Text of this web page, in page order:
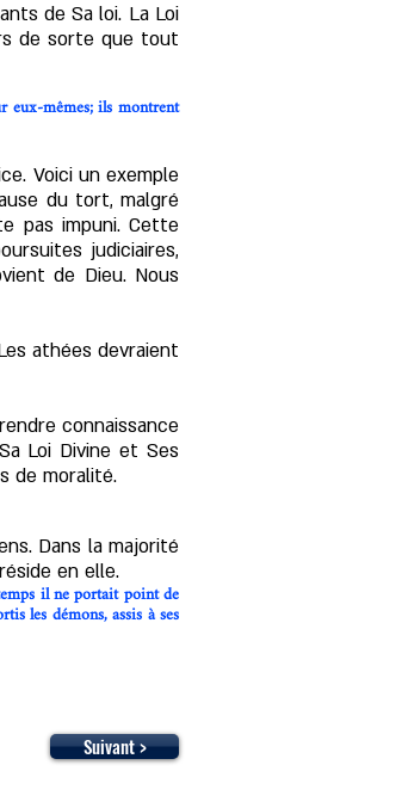
de Sa loi. La Loi
de sorte que tout
mêmes; ils montrent
Voici un exemple
du tort, malgré
pas impuni. Cette
judiciaires,
de Dieu. Nous
athées devraient
connaissance
Loi Divine et Ses
de moralité.
Dans la majorité
en elle.
il ne portait point de
les démons, assis à ses
Suivant >